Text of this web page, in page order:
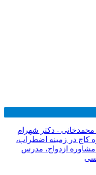
- دکتر شهرام
کاج در زمینه اضطراب،
ازدواج، مدرس